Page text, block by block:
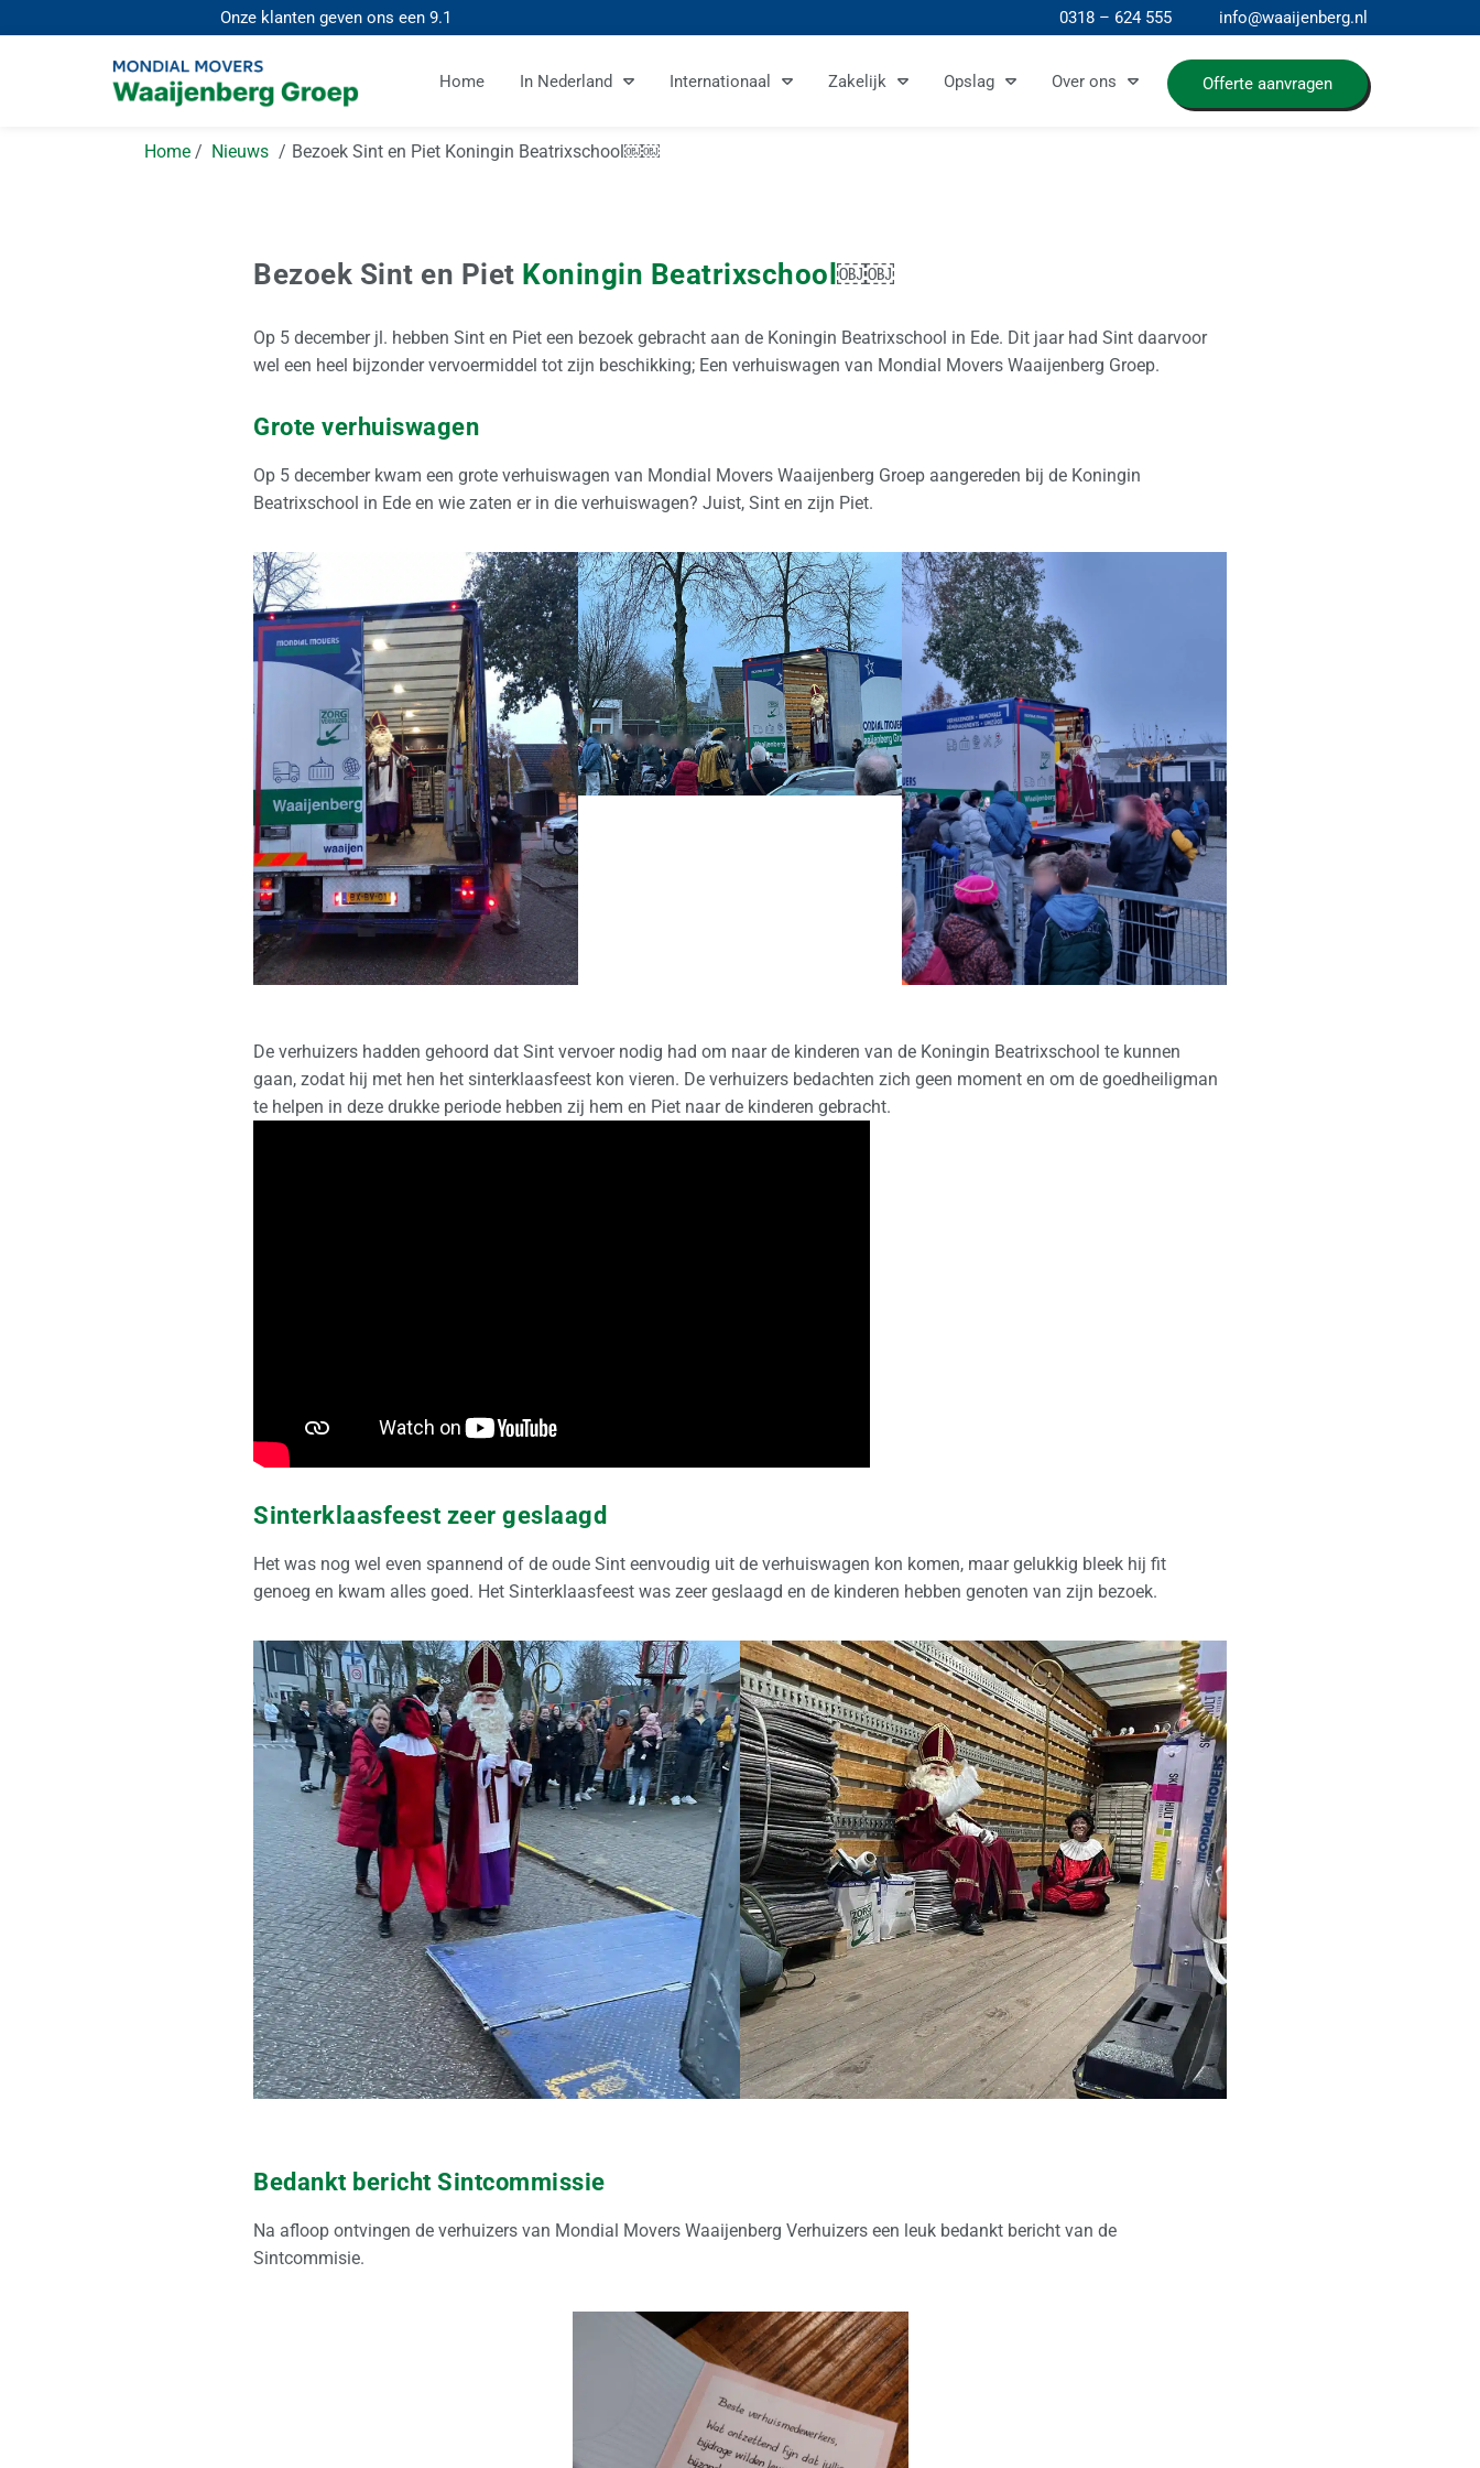
Onze klanten geven ons een9.1 0318 – 624 555 info@waaijenberg.nl
Home In Nederland Internationaal Zakelijk Opslag Over ons Offerte aanvragen
Home Nieuws Bezoek Sint en Piet Koningin Beatrixschool￼￼
Bezoek Sint en Piet Koningin Beatrixschool ￼￼
Op 5 december jl. hebben Sint en Piet een bezoek gebracht aan de Koningin Beatrixschool in Ede. Dit jaar had Sint daarvoor
wel een heel bijzonder vervoermiddel tot zijn beschikking; Een verhuiswagen van Mondial Movers Waaijenberg Groep.
Grote verhuiswagen
Op 5 december kwam een grote verhuiswagen van Mondial Movers Waaijenberg Groep aangereden bij de Koningin
Beatrixschool in Ede en wie zaten er in die verhuiswagen? Juist, Sint en zijn Piet.
De verhuizers hadden gehoord dat Sint vervoer nodig had om naar de kinderen van de Koningin Beatrixschool te kunnen
gaan, zodat hij met hen het sinterklaasfeest kon vieren. De verhuizers bedachten zich geen moment en om de goedheiligman
te helpen in deze drukke periode hebben zij hem en Piet naar de kinderen gebracht.
Sinterklaasfeest zeer geslaagd
Het was nog wel even spannend of de oude Sint eenvoudig uit de verhuiswagen kon komen, maar gelukkig bleek hij fit
genoeg en kwam alles goed. Het Sinterklaasfeest was zeer geslaagd en de kinderen hebben genoten van zijn bezoek.
Bedankt bericht Sintcommissie
Na afloop ontvingen de verhuizers van Mondial Movers Waaijenberg Verhuizers een leuk bedankt bericht van de
Sintcommisie.